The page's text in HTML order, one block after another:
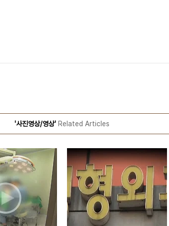
'사진영상/영상' Related Articles